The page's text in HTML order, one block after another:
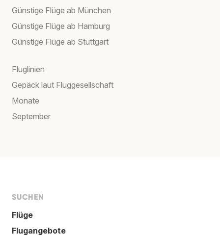
Günstige Flüge ab München
Günstige Flüge ab Hamburg
Günstige Flüge ab Stuttgart
Fluglinien
Gepäck laut Fluggesellschaft
Monate
September
SUCHEN
Flüge
Flugangebote